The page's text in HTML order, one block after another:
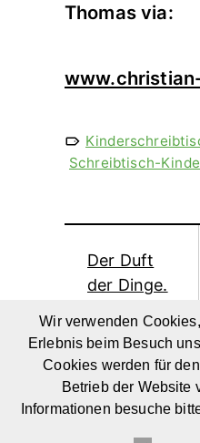
Thomas via:
Schreibtisch-
Der Duft
der Dinge.
Geschichte
eines
Diebes für
Kinder ab
6 Jahren
Wir verwenden
Erlebnis beim Besuch
Cookies werden für
Betrieb der Website
Informationen besuche